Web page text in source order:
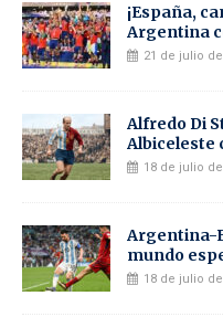
¡España,
Argentina
21 de julio
Alfredo Di
Albiceleste
18 de julio
Argentina-
mundo
18 de julio